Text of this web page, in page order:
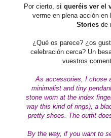
Por cierto, si queréis ver el
verme en plena acción en
Stories de
¿Qué os parece? ¿os
celebración cerca? Un
vuestros
As accessories, I chose
minimalist and tiny
stone worn at the index
way this kind of rings), a
pretty shoes. The outfit
By the way, if you want to